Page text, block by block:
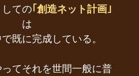
しての｢創造ネット計画｣
は
既に完成している。
てそれを世間一般に普